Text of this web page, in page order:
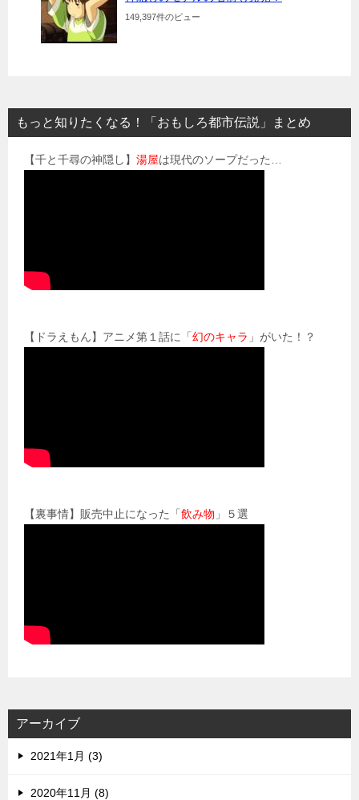
149,397件のビュー
もっと知りたくなる！「おもしろ都市伝説」まとめ
【千と千尋の神隠し】 湯屋は現代のソープだった…
【ドラえもん】アニメ第１話に「 幻のキャラ 」がいた！？
【裏事情】販売中止になった「 飲み物 」５選
アーカイブ
2021年1月 (3)
2020年11月 (8)